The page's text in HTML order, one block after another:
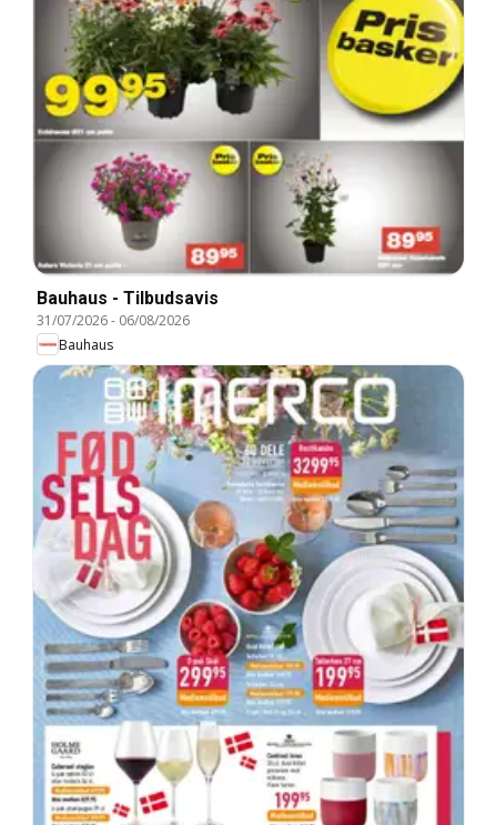
Bauhaus - Tilbudsavis
31/07/2026- 06/08/2026
Bauhaus